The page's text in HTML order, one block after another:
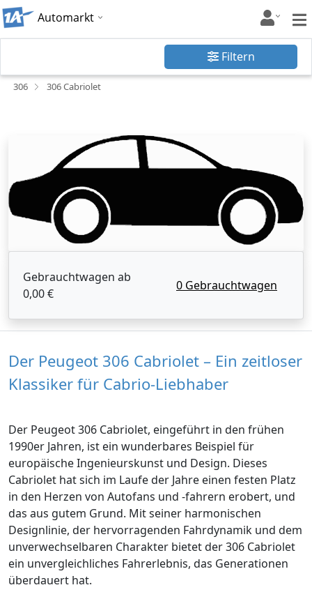
Automarkt
Filtern
306 306 Cabriolet
Gebrauchtwagen ab
0,00 €
0 Gebrauchtwagen
Der Peugeot 306 Cabriolet – Ein zeitloser
Klassiker für Cabrio-Liebhaber
Der Peugeot 306 Cabriolet, eingeführt in den frühen
1990er Jahren, ist ein wunderbares Beispiel für
europäische Ingenieurskunst und Design. Dieses
Cabriolet hat sich im Laufe der Jahre einen festen Platz
in den Herzen von Autofans und -fahrern erobert, und
das aus gutem Grund. Mit seiner harmonischen
Designlinie, der hervorragenden Fahrdynamik und dem
unverwechselbaren Charakter bietet der 306 Cabriolet
ein unvergleichliches Fahrerlebnis, das Generationen
überdauert hat.